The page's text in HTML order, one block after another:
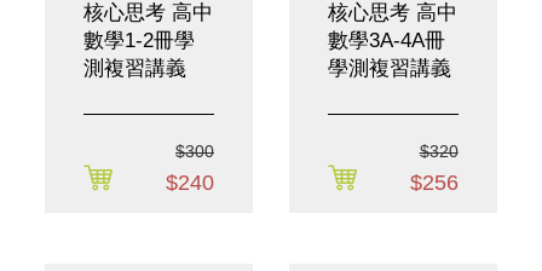
核心思考 高中
數學1-2冊學
測複習講義
$300
$240
核心思考 高中
數學3A-4A冊
學測複習講義
$320
$256